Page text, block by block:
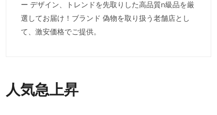
ー デザイン、トレンドを先取りした高品質n級品を厳
選してお届け！ブランド 偽物を取り扱う老舗店とし
て、激安価格でご提供。
人気急上昇